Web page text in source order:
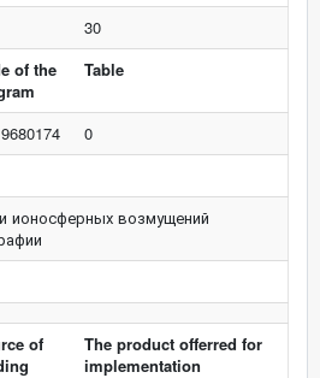
30
of the
Table
0
ионосферных возмущений
of
The product offerred for
implementation